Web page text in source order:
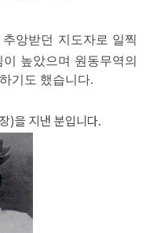
앙받던 지도자로 일찍
높았으며 원동무역의
기도 했습니다.
)을 지낸 분입니다.